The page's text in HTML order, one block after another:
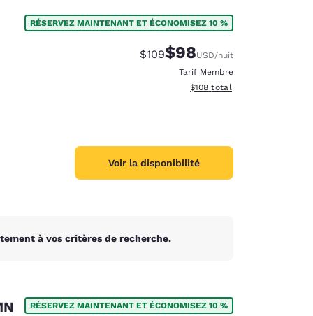
RÉSERVEZ MAINTENANT ET ÉCONOMISEZ 10 %
Tarif barré :
$109Tarif réduit :
$98USD/nuit
Tarif Membre
Afficher les détails du total
$108 total
Voir la disponibilité
à vos critères de recherche.
RÉSERVEZ MAINTENANT ET ÉCONOMISEZ 10 %